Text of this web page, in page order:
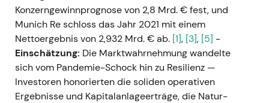
Konzerngewinnprognose von 2,8 Mrd. € fest, und
Munich Re schloss das Jahr 2021 mit einem
Nettoergebnis von 2,932 Mrd. € ab. [1], [3], [5] -
Einschätzung: Die Marktwahrnehmung wandelte
sich vom Pandemie-Schock hin zu Resilienz —
Investoren honorierten die soliden operativen
Ergebnisse und Kapitalanlageerträge, die Natur-